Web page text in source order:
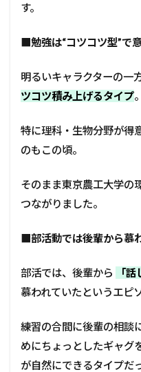
す。
■勉強は“コツコツ型”で
明るいキャラクターの一
ツコツ積み上げるタイプ。
特に理科・生物分野が得
のもこの頃。
そのまま東京農工大学の
つながりました。
■部活動では後輩から慕
部活では、後輩から 「
慕われていたというエピ
練習の合間に後輩の相談
めにちょっとしたギャグ
が自然にできるタイプだ